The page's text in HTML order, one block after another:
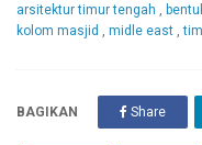
arsitektur timur tengah ,
kolom masjid , midle east ,
BAGIKAN Share